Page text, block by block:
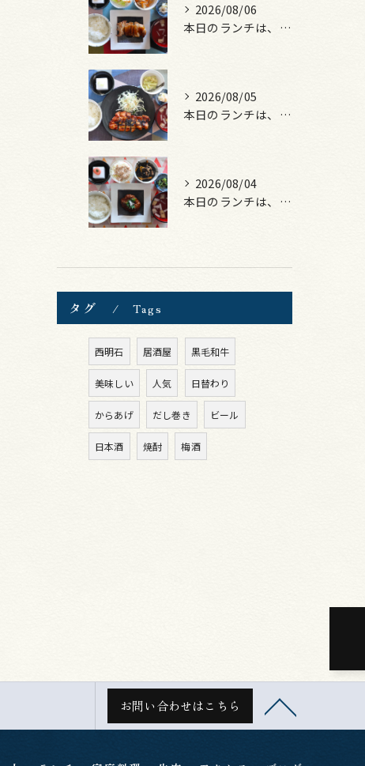
2026/08/06
本日のランチは、照焼きチキン！
2026/08/05
本日のランチは、ロース豚カツ梅はさみ！
2026/08/04
本日のランチは、煮込みハンバーグ！
タグ Tags
西明石 居酒屋 黒毛和牛
美味しい 人気 日替わり
からあげ だし巻き ビール
日本酒 焼酎 梅酒
お問い合わせはこちら